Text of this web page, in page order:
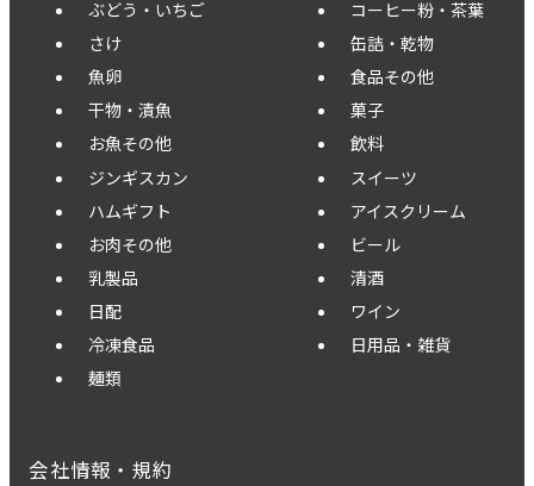
ぶどう・いちご
さけ
魚卵
干物・漬魚
お魚その他
ジンギスカン
ハムギフト
お肉その他
乳製品
日配
冷凍食品
麺類
コーヒー粉・茶葉
缶詰・乾物
食品その他
菓子
飲料
スイーツ
アイスクリーム
ビール
清酒
ワイン
日用品・雑貨
会社情報・規約